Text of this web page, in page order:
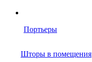
Портьеры
Шторы в помещения